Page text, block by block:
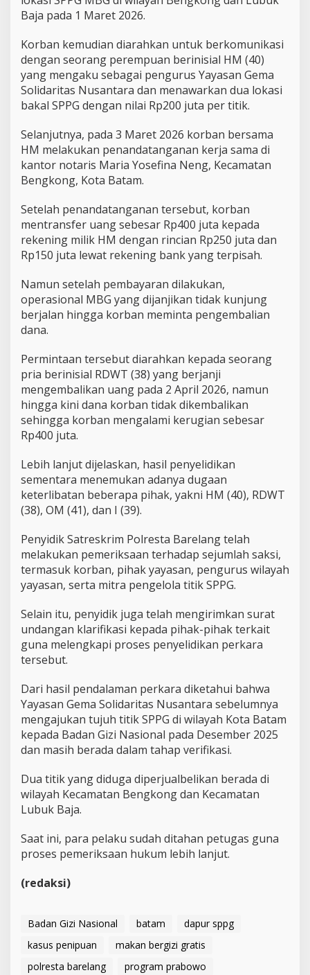
Baja pada 1 Maret 2026.
Korban kemudian diarahkan untuk berkomunikasi
dengan seorang perempuan berinisial HM (40)
yang mengaku sebagai pengurus Yayasan Gema
Solidaritas Nusantara dan menawarkan dua lokasi
bakal SPPG dengan nilai Rp200 juta per titik.
Selanjutnya, pada 3 Maret 2026 korban bersama
HM melakukan penandatanganan kerja sama di
kantor notaris Maria Yosefina Neng, Kecamatan
Bengkong, Kota Batam.
Setelah penandatanganan tersebut, korban
mentransfer uang sebesar Rp400 juta kepada
rekening milik HM dengan rincian Rp250 juta dan
Rp150 juta lewat rekening bank yang terpisah.
Namun setelah pembayaran dilakukan,
operasional MBG yang dijanjikan tidak kunjung
berjalan hingga korban meminta pengembalian
dana.
Permintaan tersebut diarahkan kepada seorang
pria berinisial RDWT (38) yang berjanji
mengembalikan uang pada 2 April 2026, namun
hingga kini dana korban tidak dikembalikan
sehingga korban mengalami kerugian sebesar
Rp400 juta.
Lebih lanjut dijelaskan, hasil penyelidikan
sementara menemukan adanya dugaan
keterlibatan beberapa pihak, yakni HM (40), RDWT
(38), OM (41), dan I (39).
Penyidik Satreskrim Polresta Barelang telah
melakukan pemeriksaan terhadap sejumlah saksi,
termasuk korban, pihak yayasan, pengurus wilayah
yayasan, serta mitra pengelola titik SPPG.
Selain itu, penyidik juga telah mengirimkan surat
undangan klarifikasi kepada pihak-pihak terkait
guna melengkapi proses penyelidikan perkara
tersebut.
Dari hasil pendalaman perkara diketahui bahwa
Yayasan Gema Solidaritas Nusantara sebelumnya
mengajukan tujuh titik SPPG di wilayah Kota Batam
kepada Badan Gizi Nasional pada Desember 2025
dan masih berada dalam tahap verifikasi.
Dua titik yang diduga diperjualbelikan berada di
wilayah Kecamatan Bengkong dan Kecamatan
Lubuk Baja.
Saat ini, para pelaku sudah ditahan petugas guna
proses pemeriksaan hukum lebih lanjut.
(redaksi)
Badan Gizi Nasional batam
dapur sppg
kasus penipuan
makan bergizi gratis
polresta barelang
program prabowo